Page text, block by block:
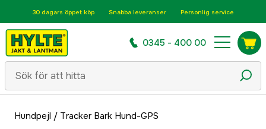
30 dagars öppet köp Snabba leveranser Personlig service
0345 - 400 00
Hundpejl / Tracker Bark Hund-GPS